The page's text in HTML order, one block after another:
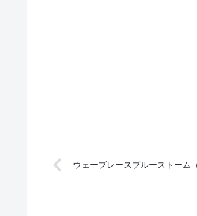
ウェーブレースブルーストーム